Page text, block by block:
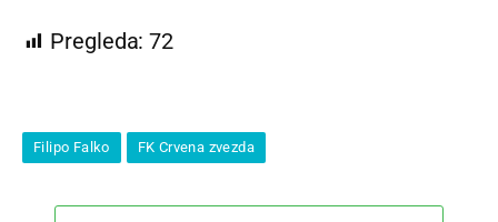
Pregleda: 72
Filipo Falko FK Crvena zvezda